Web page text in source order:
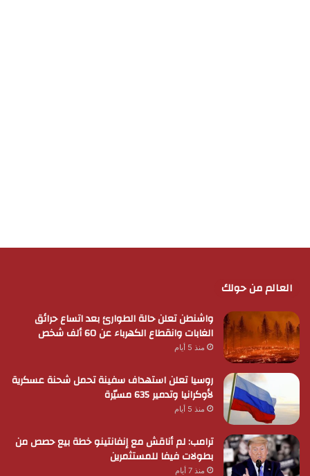
العالم من حولك
واشنطن تعلن حالة الطوارئ بعد اتساع حرائق
الغابات وانقطاع الكهرباء عن 60 ألف شخص
منذ 5 أيام
روسيا تعلن استهداف سفينة تحمل شحنة عسكرية
لأوكرانيا وتدمير 635 مسيّرة
منذ 5 أيام
ترامب: لم أناقش مع إنفانتينو خطة بيع حصص من
بطولات فيفا للمستثمرين
منذ 7 أيام